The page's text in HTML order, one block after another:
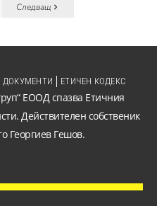
Следващ
ЕООД спазва Етичния
Действителен собственик
Георгиев Гешов.
ДОКУМЕНТИ ЕТИЧЕН КОДЕКС